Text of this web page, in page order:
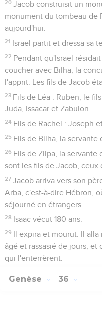
20 Jacob construisit un
monument du tombeau de
aujourd'hui.
21 Israël partit et dressa sa
22 Pendant qu'Israël
coucher avec Bilha, la
l'apprit. Les fils de Jacob
23 Fils de Léa : Ruben, le
Juda, Issacar et Zabulon.
24 Fils de Rachel : Joseph
25 Fils de Bilha, la servante
26 Fils de Zilpa, la servante
sont les fils de Jacob, ceux
27 Jacob arriva vers son
Arba, c'est-à-dire Hébron,
séjourné en étrangers.
28 Isaac vécut 180 ans.
29 Il expira et mourut. Il alla
âgé et rassasié de jours, et
qui l'enterrèrent.
Genèse 36